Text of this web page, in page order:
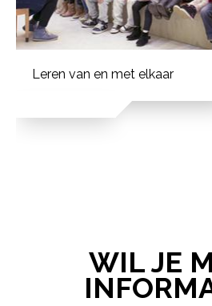
Maatschappelijke opgave
WIL JE